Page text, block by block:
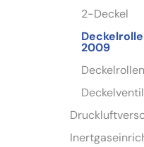
2-Deckel
2009
Deckelventil